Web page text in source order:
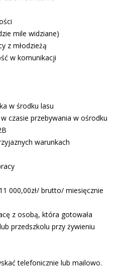
mile widziane)
z młodzieżą
w komunikacji
w środku lasu
czasie przebywania w ośrodku
warunkach
000,00zł/ brutto/ miesięcznie
z osobą, która gotowała
przedszkolu przy żywieniu
telefonicznie lub mailowo.